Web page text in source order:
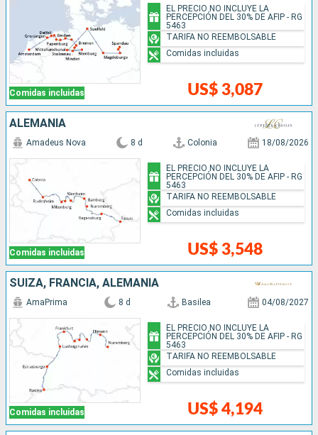
Comidas incluidas US$ 3,087
EL PRECIO NO INCLUYE LA
PERCEPCIÓN DEL 30% DE AFIP - RG
5463
TARIFA NO REEMBOLSABLE
Comidas incluidas
ALEMANIA
Comidas incluidas
Amadeus Nova 8 d Colonia 18/08/2026
US$ 3,548
EL PRECIO NO INCLUYE LA
PERCEPCIÓN DEL 30% DE AFIP - RG
5463
TARIFA NO REEMBOLSABLE
Comidas incluidas
SUIZA, FRANCIA, ALEMANIA
Comidas incluidas
AmaPrima 8 d Basilea 04/08/2027
US$ 4,194
EL PRECIO NO INCLUYE LA
PERCEPCIÓN DEL 30% DE AFIP - RG
5463
TARIFA NO REEMBOLSABLE
Comidas incluidas